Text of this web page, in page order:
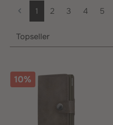
Seite
1 Seite
2 Seite
3 Seite
4 Seite
5
10%